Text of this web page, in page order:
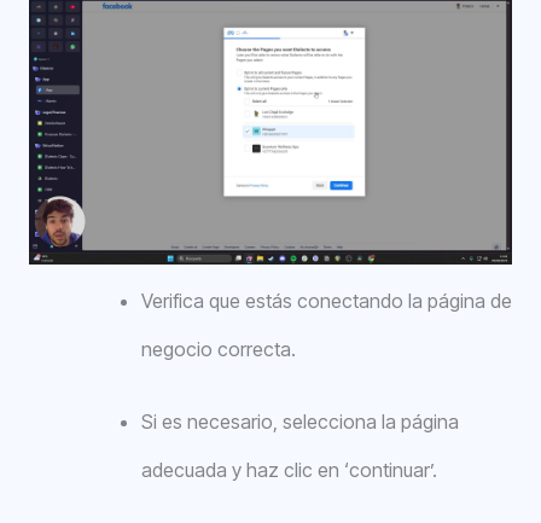
Verifica que estás conectando la página de
negocio correcta.
Si es necesario, selecciona la página
adecuada y haz clic en ‘continuar’.